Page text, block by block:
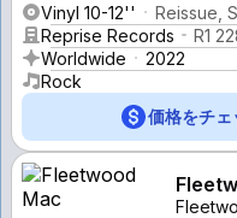
Vinyl 10-12''
Reissue,
Reprise Records
R1
Worldwide
2022
Rock
価格をチェ